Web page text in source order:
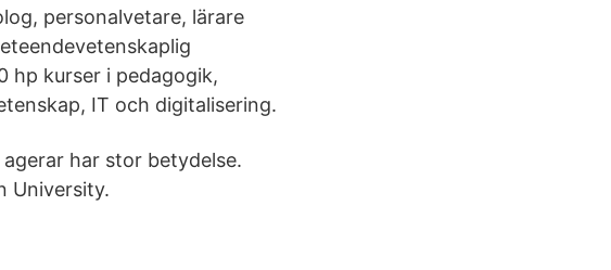
personalvetare, lärare
hp kurser i pedagogik,
IT och digitalisering.
har stor betydelse.
University.